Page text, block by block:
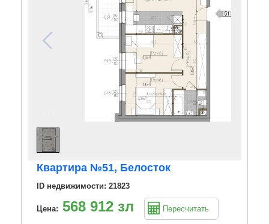
Квартира №51, Белосток
ID недвижимости: 21823
Цена: 568 912 зл Пересчитать